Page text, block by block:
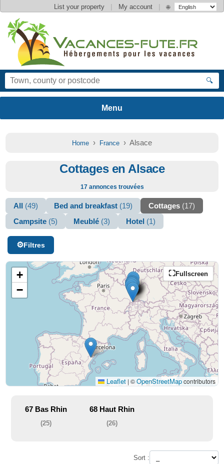
List your property | My account | 🌐
🔍
Home › France › Alsace
Cottages en Alsace
17 annonces trouvées
All (49) Bed and breakfast (19) Cottages (17)
Campsite (5) Meublé (3) Hotel (1)
Filtres
Fullscreen
+
−
Leaflet | ©OpenStreetMapcontributors
67 Bas Rhin
(25)
68 Haut Rhin
(26)
Sort :